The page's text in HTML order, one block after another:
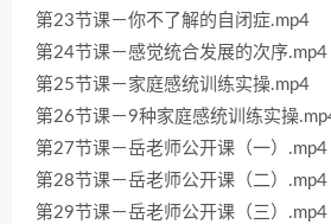
第23节课－你不了解的自闭症.mp4
第24节课－感觉统合发展的次序.mp4
第25节课－家庭感统训练实操.mp4
第26节课－9种家庭感统训练实操
第27节课－岳老师公开课（一）.mp4
第28节课－岳老师公开课（二）.mp4
第29节课－岳老师公开课（三）.mp4